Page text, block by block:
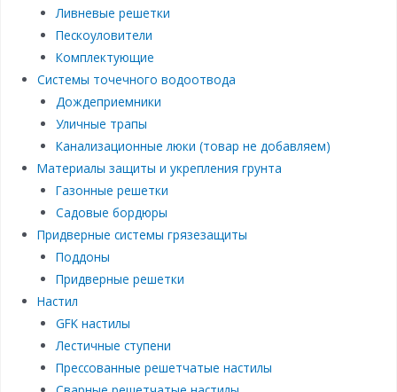
Ливневые решетки
Пескоуловители
Комплектующие
Системы точечного водоотвода
Дождеприемники
Уличные трапы
Канализационные люки (товар не добавляем)
Материалы защиты и укрепления грунта
Газонные решетки
Садовые бордюры
Придверные системы грязезащиты
Поддоны
Придверные решетки
Настил
GFK настилы
Лестичные ступени
Прессованные решетчатые настилы